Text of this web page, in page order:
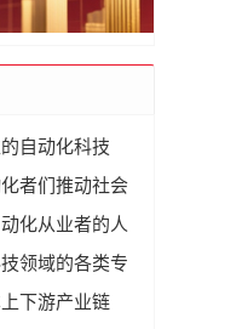
自动化科技
者们推动社会
化从业者的人
领域的各类专
下游产业链